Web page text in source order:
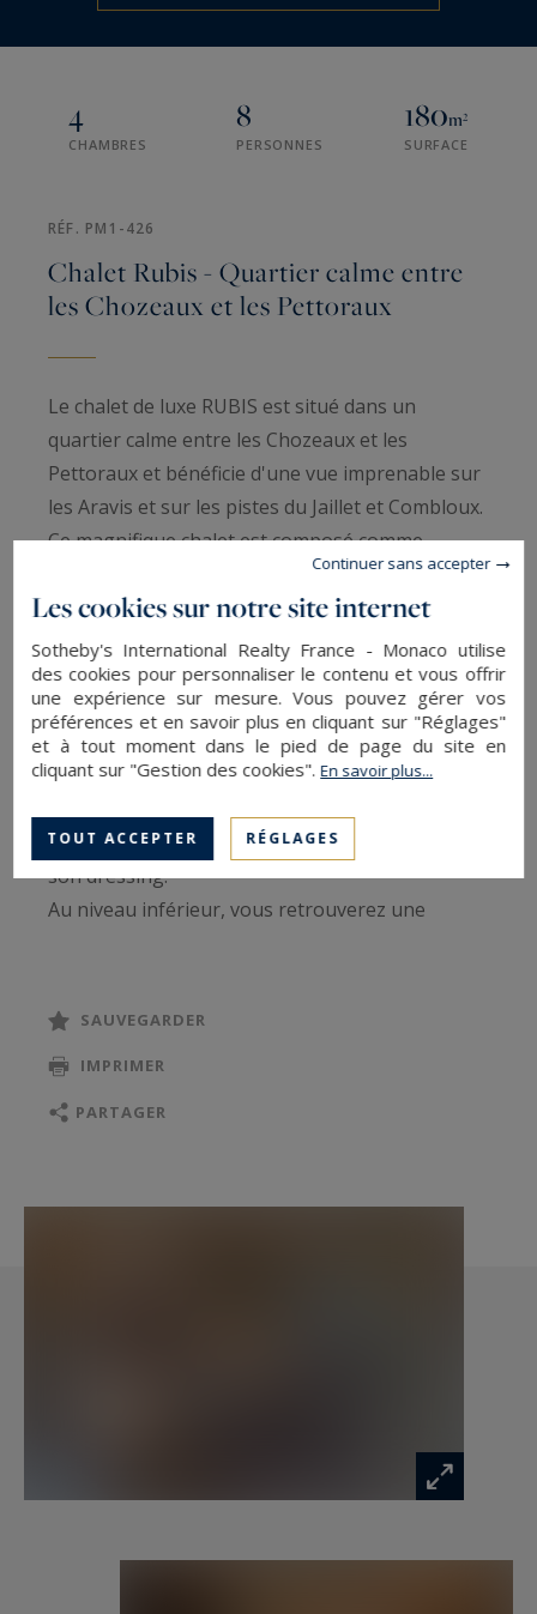
4
CHAMBRES
8
PERSONNES
180m²
SURFACE
RÉF. PM1-426
Chalet Rubis - Quartier calme entre
les Chozeaux et les Pettoraux
Le chalet de luxe RUBIS est situé dans un
quartier calme entre les Chozeaux et les
Pettoraux et bénéficie d'une vue imprenable sur
les Aravis et sur les pistes du Jaillet et Combloux.
Ce magnifique chalet est composé comme
Au niveau de l'entrée, vous trouverez une pièce
de vie décorée avec soin, lui procurant une
ambiance chaleureuse, ainsi qu'une belle cuisine
équipée ouverte, un coin salle à manger, un
beau et spacieux salon avec cheminée et un
accès sur la terrasse.
chambre de maitre et sa salle de bains ainsi que
son dressing.
Au niveau inférieur, vous retrouverez une
connecté par une belle salle de bains à une
Petit plus: vous pouvez revenir en ski au chalet.
SAUVEGARDER
IMPRIMER
PARTAGER
Les cookies sur notre site internet
Sotheby's International Realty France - Monaco utilise
des cookies pour personnaliser le contenu et vous offrir
une expérience sur mesure. Vous pouvez gérer vos
préférences et en savoir plus en cliquant sur "Réglages"
et à tout moment dans le pied de page du site en
cliquant sur "Gestion des cookies".En savoir plus...
TOUT ACCEPTER RÉGLAGES
Continuer sans accepter